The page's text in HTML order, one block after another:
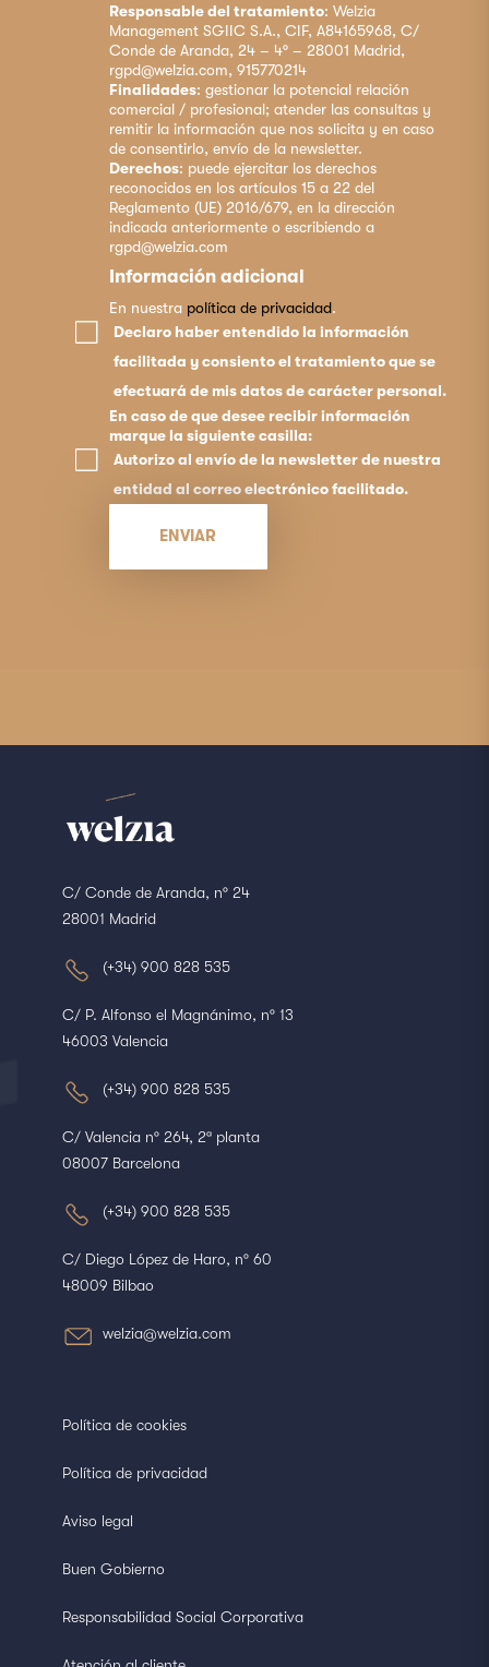
Responsable del tratamiento: Welzia
Management SGIIC S.A., CIF, A84165968, C/
Conde de Aranda, 24 – 4º – 28001 Madrid,
rgpd@welzia.com, 915770214
Finalidades: gestionar la potencial relación
comercial / profesional; atender las consultas y
remitir la información que nos solicita y en caso
de consentirlo, envío de la newsletter.
Derechos: puede ejercitar los derechos
reconocidos en los artículos 15 a 22 del
Reglamento (UE) 2016/679, en la dirección
indicada anteriormente o escribiendo a
rgpd@welzia.com
Información adicional
En nuestra política de privacidad.
Declaro haber entendido la información
facilitada y consiento el tratamiento que se
efectuará de mis datos de carácter personal.
En caso de que desee recibir información
marque la siguiente casilla:
Autorizo al envío de la newsletter de nuestra
entidad al correo electrónico facilitado.
C/ Conde de Aranda, nº 24
28001 Madrid
(+34) 900 828 535
C/ P. Alfonso el Magnánimo, nº 13
46003 Valencia
(+34) 900 828 535
C/ Valencia nº 264, 2ª planta
08007 Barcelona
(+34) 900 828 535
C/ Diego López de Haro, nº 60
48009 Bilbao
welzia@welzia.com
Política de cookies
Política de privacidad
Aviso legal
Buen Gobierno
Responsabilidad Social Corporativa